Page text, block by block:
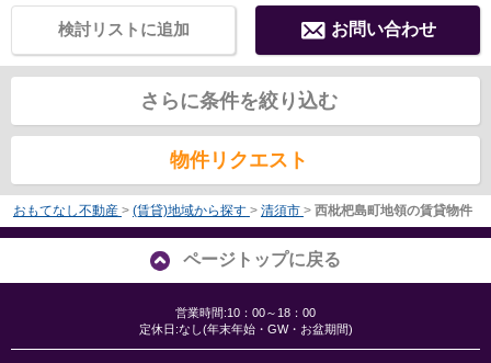
お問い合わせ
検討リストに追加
さらに条件を絞り込む
物件リクエスト
おもてなし不動産 > (賃貸)地域から探す > 清須市 > 西枇杷島町地領の賃貸物件
ページトップに戻る
営業時間:10：00～18：00
定休日:なし(年末年始・GW・お盆期間)